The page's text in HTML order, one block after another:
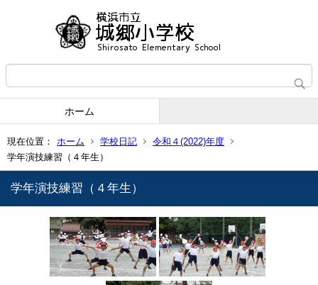
ホーム
現在位置： ホーム 学校日記
令和４(2022)年度
学年演技練習（４年生）
学年演技練習（４年生）